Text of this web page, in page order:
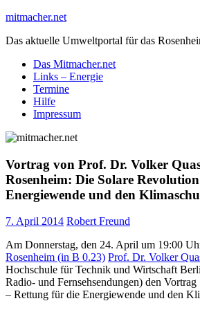
Skip
content
mitmacher.net
Das aktuelle Umweltportal für das
Das Mitmacher.net
Links – Energie
Termine
Hilfe
Impressum
Vortrag von Prof. Dr. Volker
Rosenheim: Die Solare
Energiewende und den
7. April 2014 Robert Freund
Am Donnerstag, den 24. April um 19:00
Rosenheim (in B 0.23) Prof. Dr. Volker
Hochschule für Technik und Wirtschaft
Radio- und Fernsehsendungen) den
– Rettung für die Energiewende und den